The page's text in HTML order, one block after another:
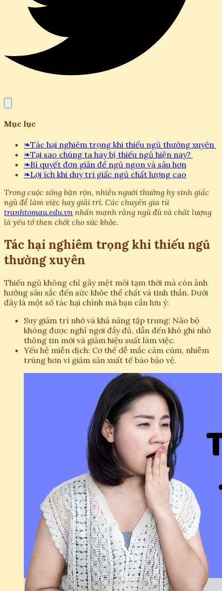
Mục lục
❧Tác hại nghiêm trọng khi thiếu ngủ thường xuyên
❧Tại sao chúng ta hay bị thiếu ngủ hiện nay?
❧Bí quyết đơn giản để ngủ ngon và sâu hơn
❧Lợi ích khi duy trì giấc ngủ chất lượng cao
Trong cuộc sống bận rộn, nhiều người thường hy sinh giấc
ngủ để làm việc hay giải trí. Các chuyên gia từ
tranhtomau.edu.vn nhấn mạnh rằng ngủ đủ và chất lượng
là yếu tố then chốt cho sức khỏe.
Tác hại nghiêm trọng khi thiếu ngủ
thường xuyên
Thiếu ngủ không chỉ gây mệt mỏi tạm thời mà còn ảnh
hưởng sâu sắc đến sức khỏe thể chất và tinh thần. Dưới
đây là một số tác hại chính mà bạn cần lưu ý:
Suy giảm trí nhớ và khả năng tập trung: Não bộ
không được nghỉ ngơi đầy đủ, dẫn đến khó ghi nhớ
thông tin mới và giảm hiệu suất làm việc.
Yếu hệ miễn dịch: Cơ thể dễ mắc cảm cúm, nhiễm
trùng hơn vì giảm sản xuất tế bào bảo vệ.